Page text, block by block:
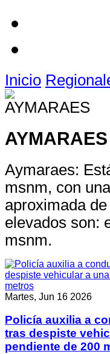
Inicio
Aymaraes:
msnm, con
aproximada
elevados son:
msnm.
Martes, Jun 16 2026
Policía auxilia a
tras despiste
pendiente de 200